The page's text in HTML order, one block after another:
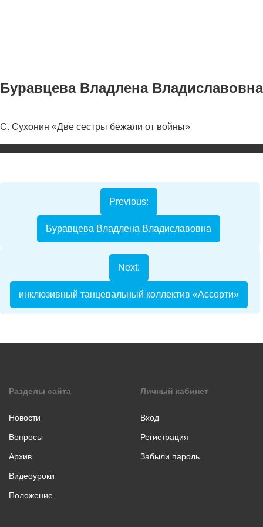
искусство
Музыкальное
творчество
Хореография
Буравцева Владлена Владиславовна
С. Сухонин «Две сестры бежали от войны»
Previous:
Буравцева Владлена Владиславовна
Next:
инклюзивный танцевальный коллектив «Ассорти»
Личный кабинет
Вход
Регистрация
Забыли пароль
Разделы сайта
Новости
Вопросы
Архив
Видеоуроки
Положение